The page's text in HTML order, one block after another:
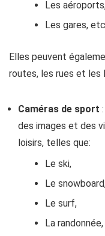
Les
Les gares,
Elles peuvent
routes, les rues et les
Caméras de sport
des images et des
loisirs, telles que:
Le ski,
Le
Le surf,
La randonnée,